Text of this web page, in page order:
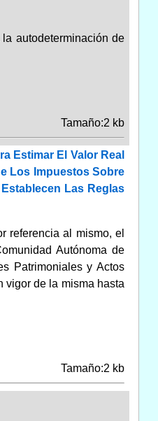
autodeterminación de
Tamaño:2 kb
Estimar El Valor Real
Los Impuestos Sobre
Las Reglas
referencia al mismo, el
Autónoma de
Patrimoniales y Actos
vigor de la misma hasta
Tamaño:2 kb